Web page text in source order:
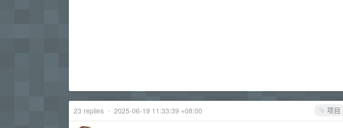
项目
23 replies • 2025-06-19 11:33:39 +08:00